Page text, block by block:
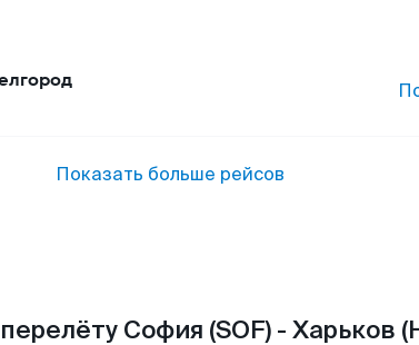
Показать больше рейсов
София (SOF) - Харьков